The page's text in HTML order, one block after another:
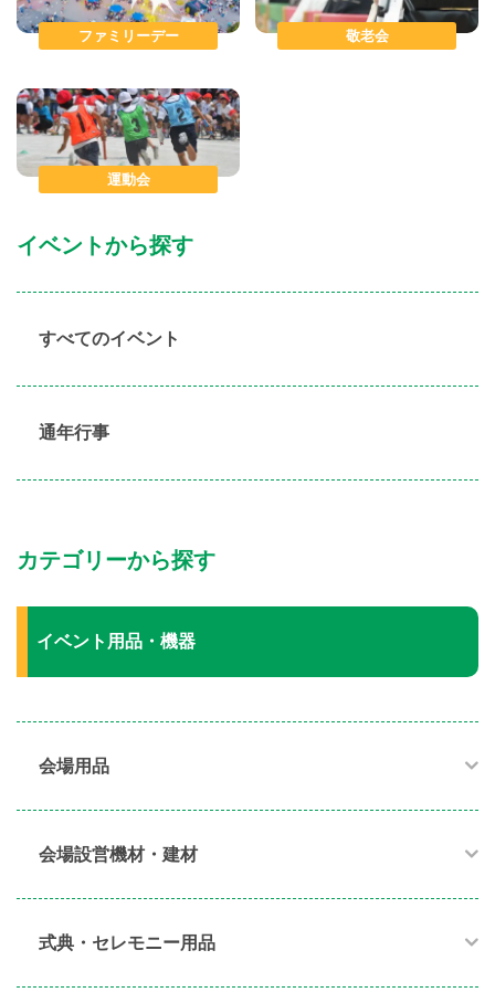
イベントから探す
すべてのイベント
通年行事
カテゴリーから探す
イベント用品・機器
会場用品
会場設営機材・建材
式典・セレモニー用品
ファミリーデー 敬老会
運動会